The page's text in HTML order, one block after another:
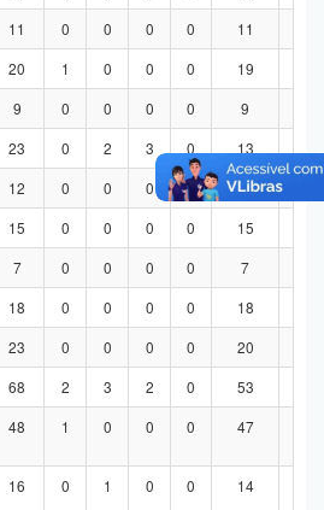
11 0 0 0 0 11
20 1 0 0 0 19
9 0 0 0 0 9
23 0 2 3 0 13
12 0 0 0 0 12
15 0 0 0 0 15
7 0 0 0 0 7
18 0 0 0 0 18
23 0 0 0 0 20
68 2 3 2 0 53
48 1 0 0 0 47
16 0 1 0 0 14